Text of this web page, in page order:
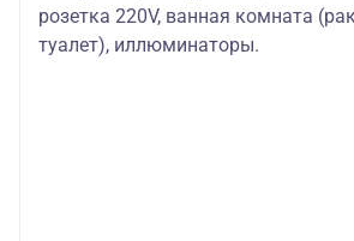
розетка 220V, ванная комната
туалет), иллюминаторы.